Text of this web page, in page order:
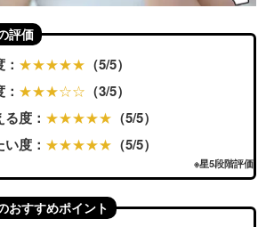
評価
★★★★★ （5/5）
★★★☆☆ （3/5）
度： ★★★★★ （5/5）
度： ★★★★★ （5/5）
※星5段階評価
おすすめポイント